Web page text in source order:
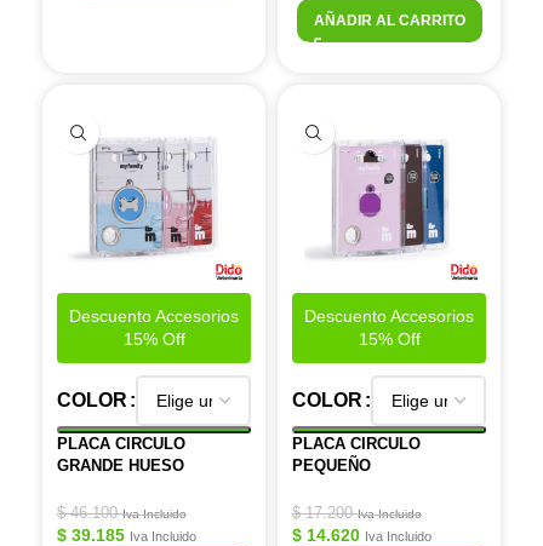
AÑADIR AL CARRITO
Descuento Accesorios
15% Off
COLOR
PLACA CIRCULO
GRANDE HUESO
$46.100 Iva Incluido
$ 39.185 Iva Incluido
Descuento Accesorios
15% Off
COLOR
PLACA CIRCULO
PEQUEÑO
$17.200 Iva Incluido
$ 14.620 Iva Incluido